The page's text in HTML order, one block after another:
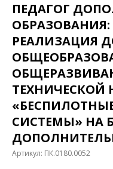
ПЕДАГОГ
РЕАЛИЗАЦИЯ
ТЕХНИЧЕСКОЙ
СИСТЕМЫ» НА
Артикул: ПК.0180.0052